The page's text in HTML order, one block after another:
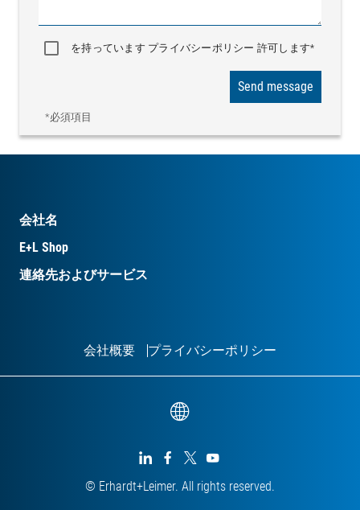
を持っています プライバシーポリシー 許可します*
*必須項目
Send message
会社名
E+L Shop
連絡先およびサービス
© Erhardt+Leimer. All rights reserved.
会社概要 プライバシーポリシー
   